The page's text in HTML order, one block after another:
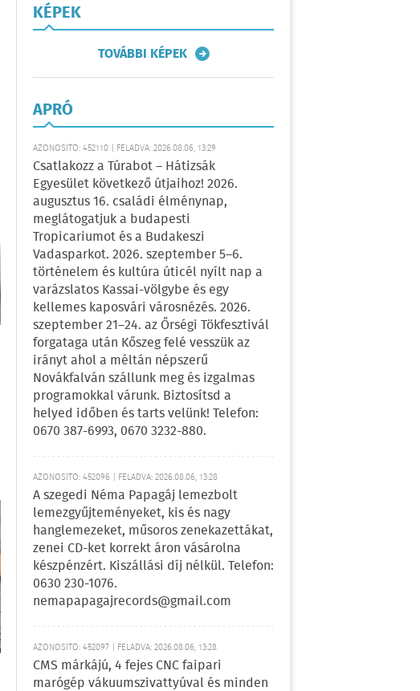
KÉPEK
TOVÁBBI KÉPEK
APRÓ
AZONOSÍTÓ: 452110 | FELADVA: 2026.08.06, 13:29
Csatlakozz a Túrabot – Hátizsák
Egyesület következő útjaihoz! 2026.
augusztus 16. családi élménynap,
meglátogatjuk a budapesti
Tropicariumot és a Budakeszi
Vadasparkot. 2026. szeptember 5–6.
történelem és kultúra úticél nyílt nap a
varázslatos Kassai-völgybe és egy
kellemes kaposvári városnézés. 2026.
szeptember 21–24. az Őrségi Tökfesztivál
forgataga után Kőszeg felé vesszük az
irányt ahol a méltán népszerű
Novákfalván szállunk meg és izgalmas
programokkal várunk. Biztosítsd a
helyed időben és tarts velünk! Telefon:
0670 387-6993, 0670 3232-880.
AZONOSÍTÓ: 452096 | FELADVA: 2026.08.06, 13:28
A szegedi Néma Papagáj lemezbolt
lemezgyűjteményeket, kis és nagy
hanglemezeket, műsoros zenekazettákat,
zenei CD-ket korrekt áron vásárolna
készpénzért. Kiszállási díj nélkül. Telefon:
0630 230-1076.
nemapapagajrecords@gmail.com
AZONOSÍTÓ: 452097 | FELADVA: 2026.08.06, 13:28
CMS márkájú, 4 fejes CNC faipari
marógép vákuumszivattyúval és minden